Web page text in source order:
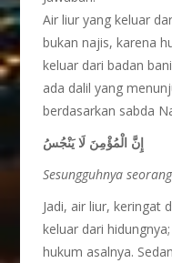
Air liur yang keluar
bukan najis, karena
keluar dari badan
ada dalil yang
berdasarkan sabda
إِنَّ الْمُؤْمِنَ لَا يَنْجُسُ
Sesungguhnya
Jadi, air liur, keringat
keluar dari
hukum asalnya.